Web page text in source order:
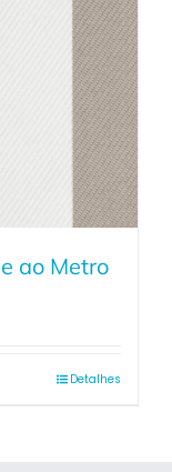
ao Metro
Detalhes